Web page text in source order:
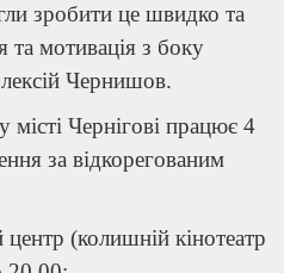
зробити це швидко та
мотивація з боку
Чернишов.
Чернігові працює 4
за відкорегованим
(колишній кінотеатр